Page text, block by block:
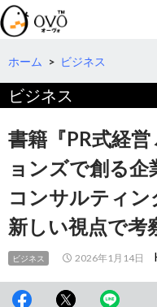
検
索
コ
テ
へ
動
ホーム > ビジネス
ビジネス
書籍『PR式経
ョンズで創る
コンサルティン
新しい視点で考
ビジネス 2026年1月14日